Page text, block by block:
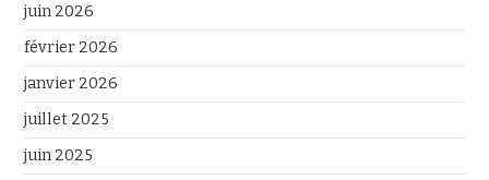
juin 2026
février 2026
janvier 2026
juillet 2025
juin 2025